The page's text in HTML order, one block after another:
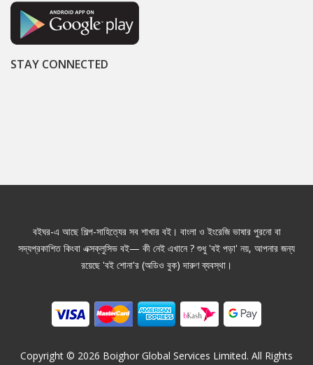
STAY CONNECTED
বইঘর-এ আছে শিল্প-সাহিত্যের সব শাখার বই। বাংলা ও ইংরেজি ভাষার পুরনো বা
সদ্যপ্রকাশিত কিংবা এক্সক্লুসিভ বই— কী নেই এখানে ? শুধু 'বই পড়া' নয়, আপনার জন্য
রয়েছে 'বই শোনা'র (অডিও বুক) দারুণ ব্যবস্থা।
Copyright © 2026 Boighor Global Services Limited. All Rights